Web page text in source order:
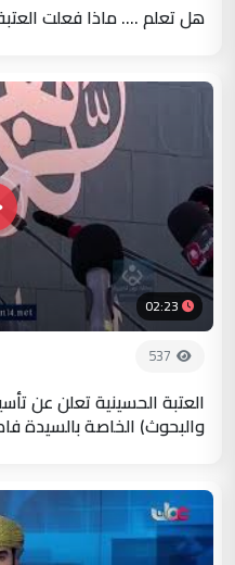
هل تعلم .... ماذا فعلت
02:23
537
العتبة الحسينية تعلن عن
والبحوث) الخاصة بالسيدة